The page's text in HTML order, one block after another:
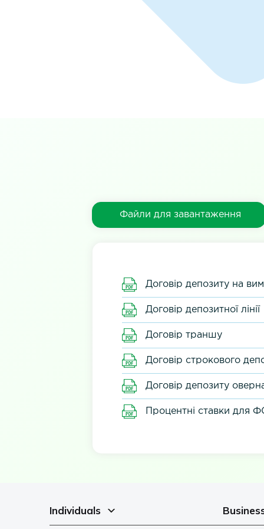
Файли для завантаження
Договір депозиту на
Договір депозитної лінії
Договір траншу
Договір строкового
Договір депозиту
Процентні ставки для
Individuals